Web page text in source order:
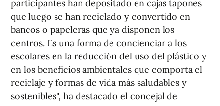
participantes han depositado en cajas tapones
que luego se han reciclado y convertido en
bancos o papeleras que ya disponen los
centros. Es una forma de concienciar a los
escolares en la reducción del uso del plástico y
en los beneficios ambientales que comporta el
reciclaje y formas de vida más saludables y
sostenibles", ha destacado el concejal de